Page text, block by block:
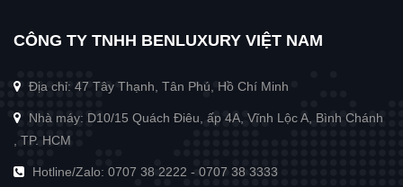
CÔNG TY TNHH BENLUXURY VIỆT NAM
Địa chỉ: 47 Tây Thạnh, Tân Phú, Hồ Chí Minh
Nhà máy: D10/15 Quách Điêu, ấp 4A, Vĩnh Lộc A, Bình Chánh
, TP. HCM
Hotline/Zalo: 0707 38 2222 - 0707 38 3333